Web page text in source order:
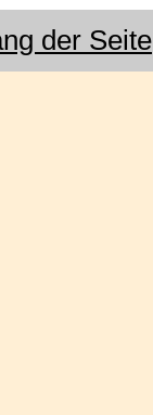
der Seite